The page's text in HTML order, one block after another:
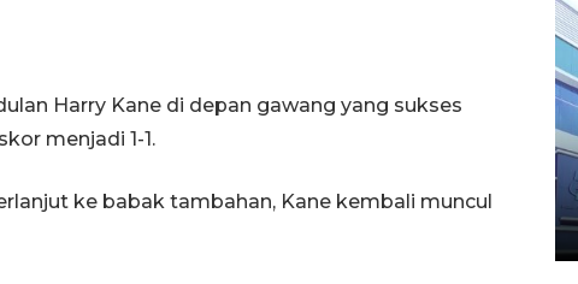
Harry Kane di depan gawang yang sukses
menjadi 1-1.
ke babak tambahan, Kane kembali muncul
jantung anak